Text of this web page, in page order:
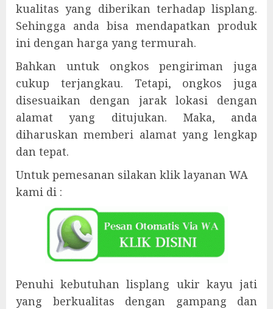
kualitas yang diberikan terhadap lisplang.
Sehingga anda bisa mendapatkan produk
ini dengan harga yang termurah.
Bahkan untuk ongkos pengiriman juga
cukup terjangkau. Tetapi, ongkos juga
disesuaikan dengan jarak lokasi dengan
alamat yang ditujukan. Maka, anda
diharuskan memberi alamat yang lengkap
dan tepat.
Untuk pemesanan silakan klik layanan WA
kami di :
Penuhi kebutuhan lisplang ukir kayu jati
yang berkualitas dengan gampang dan